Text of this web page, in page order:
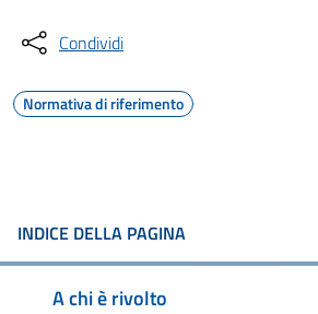
Condividi
Normativa di riferimento
INDICE DELLA PAGINA
A chi è rivolto